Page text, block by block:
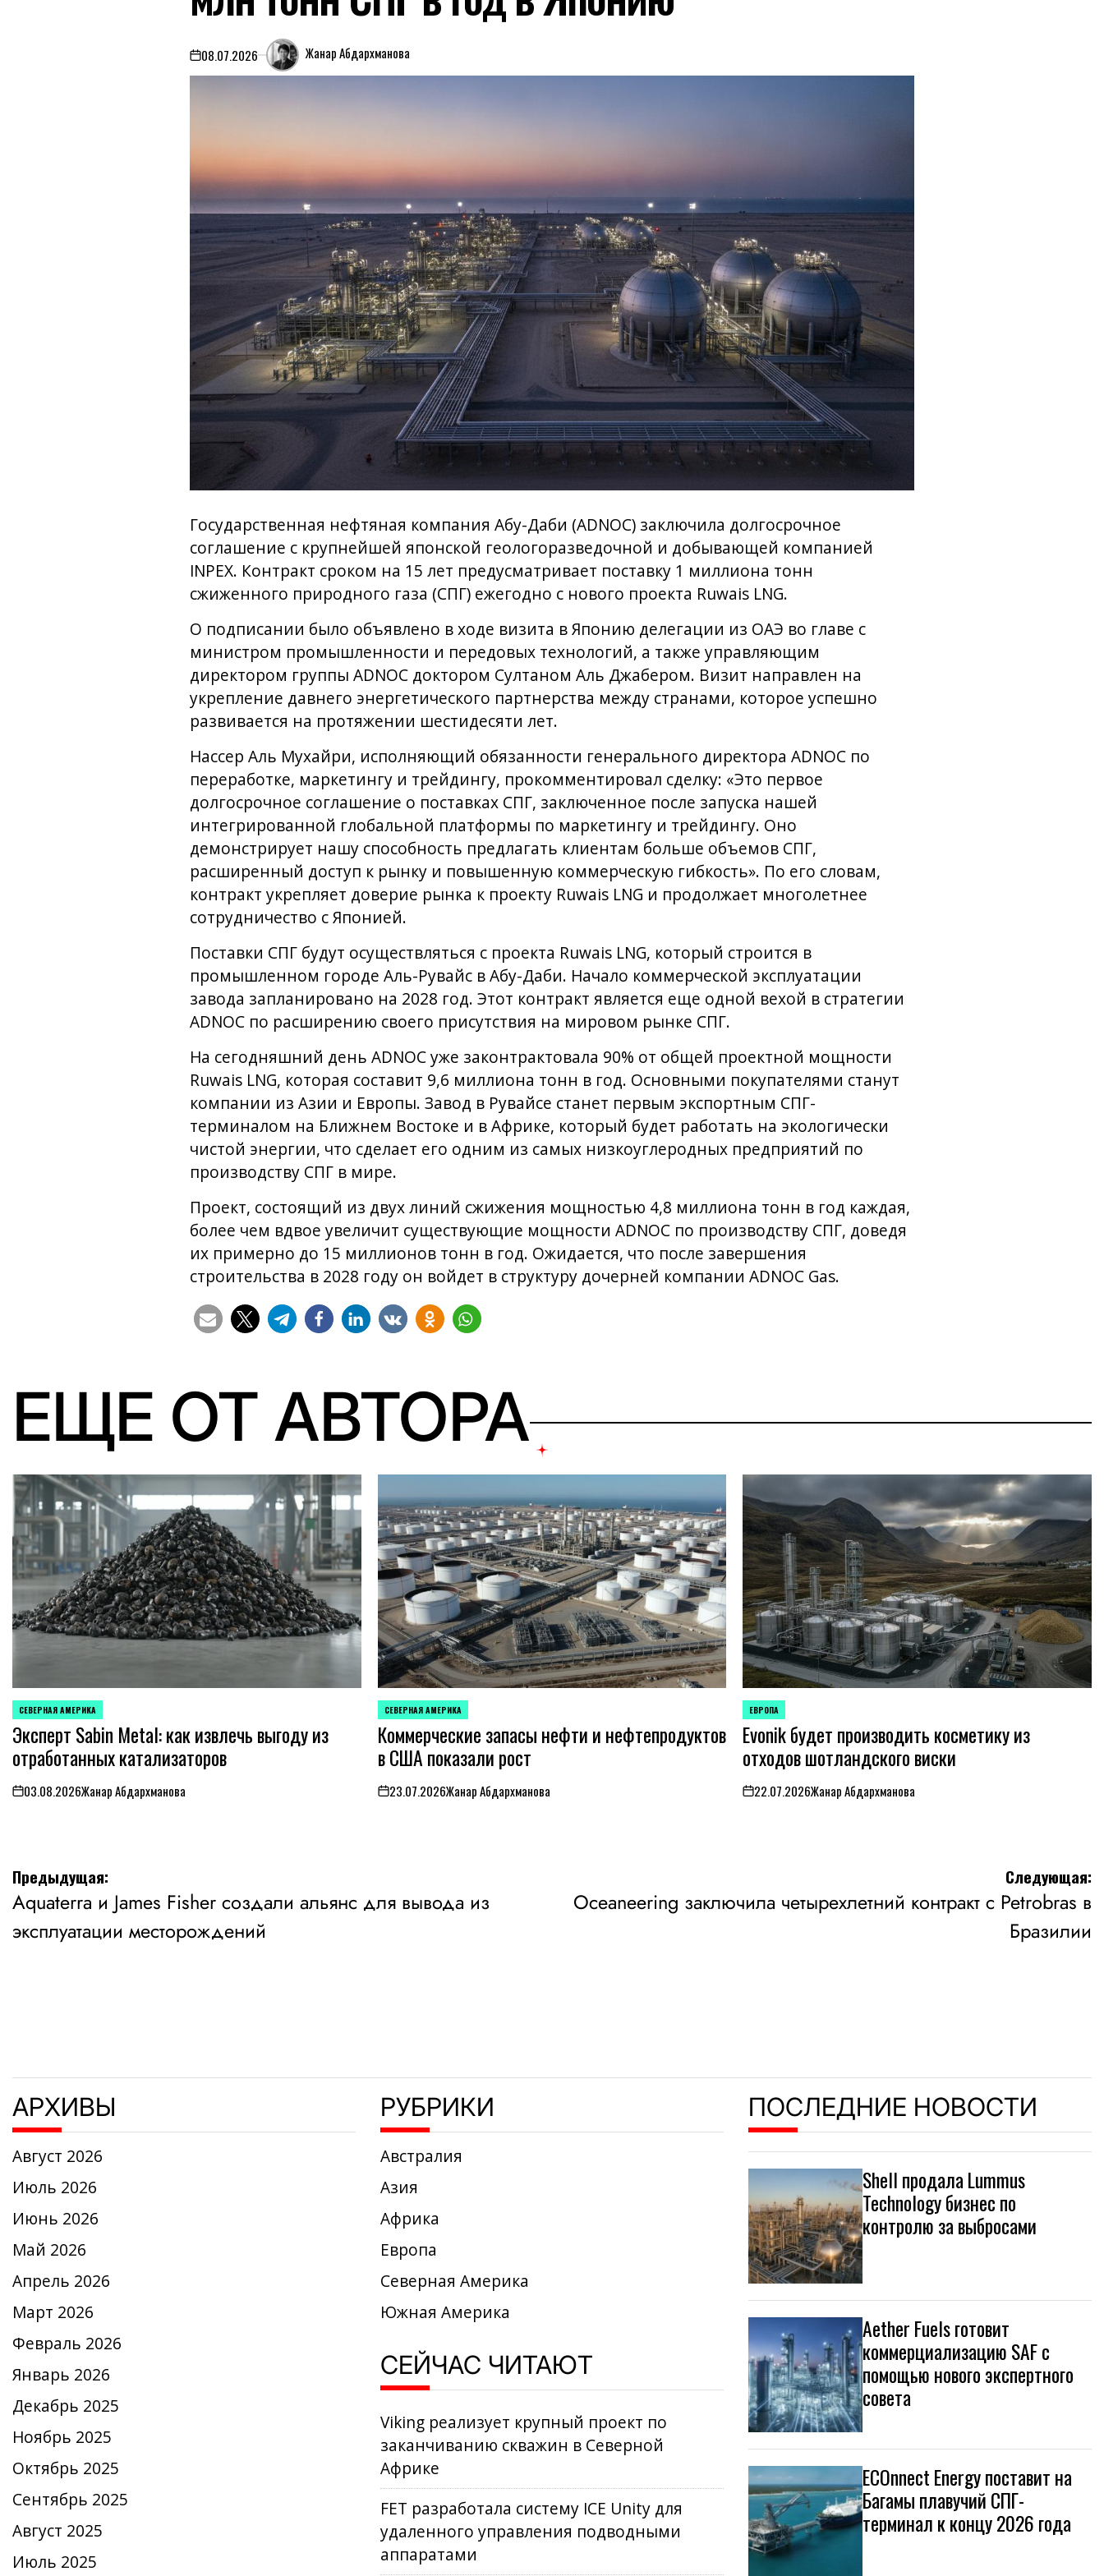
on08.07.2026 Жанар Абдархманова
Государственная нефтяная компания Абу-Даби (ADNOC) заключила долгосрочное
соглашение с крупнейшей японской геологоразведочной и добывающей компанией
INPEX. Контракт сроком на 15 лет предусматривает поставку 1 миллиона тонн
сжиженного природного газа (СПГ) ежегодно с нового проекта Ruwais LNG.
О подписании было объявлено в ходе визита в Японию делегации из ОАЭ во главе с
министром промышленности и передовых технологий, а также управляющим
директором группы ADNOC доктором Султаном Аль Джабером. Визит направлен на
укрепление давнего энергетического партнерства между странами, которое успешно
развивается на протяжении шестидесяти лет.
Нассер Аль Мухайри, исполняющий обязанности генерального директора ADNOC по
переработке, маркетингу и трейдингу, прокомментировал сделку: «Это первое
долгосрочное соглашение о поставках СПГ, заключенное после запуска нашей
интегрированной глобальной платформы по маркетингу и трейдингу. Оно
демонстрирует нашу способность предлагать клиентам больше объемов СПГ,
расширенный доступ к рынку и повышенную коммерческую гибкость». По его словам,
контракт укрепляет доверие рынка к проекту Ruwais LNG и продолжает многолетнее
сотрудничество с Японией.
Поставки СПГ будут осуществляться с проекта Ruwais LNG, который строится в
промышленном городе Аль-Рувайс в Абу-Даби. Начало коммерческой эксплуатации
завода запланировано на 2028 год. Этот контракт является еще одной вехой в стратегии
ADNOC по расширению своего присутствия на мировом рынке СПГ.
На сегодняшний день ADNOC уже законтрактовала 90% от общей проектной мощности
Ruwais LNG, которая составит 9,6 миллиона тонн в год. Основными покупателями станут
компании из Азии и Европы. Завод в Рувайсе станет первым экспортным СПГ-
терминалом на Ближнем Востоке и в Африке, который будет работать на экологически
чистой энергии, что сделает его одним из самых низкоуглеродных предприятий по
производству СПГ в мире.
Проект, состоящий из двух линий сжижения мощностью 4,8 миллиона тонн в год каждая,
более чем вдвое увеличит существующие мощности ADNOC по производству СПГ, доведя
их примерно до 15 миллионов тонн в год. Ожидается, что после завершения
строительства в 2028 году он войдет в структуру дочерней компании ADNOC Gas.
ЕЩЕ ОТ АВТОРА
ОПУБЛИКОВАНО
В
СЕВЕРНАЯ АМЕРИКА
Эксперт Sabin Metal: как извлечь выгоду из
отработанных катализаторов
on03.08.2026Жанар Абдархманова
ОПУБЛИКОВАНО
В
СЕВЕРНАЯ АМЕРИКА
Коммерческие запасы нефти и нефтепродуктов
в США показали рост
on23.07.2026Жанар Абдархманова
ОПУБЛИКОВАНО
В
ЕВРОПА
Evonik будет производить косметику из
отходов шотландского виски
on22.07.2026Жанар Абдархманова
Навигация
по
записям
Предыдущая:
Aquaterra и James Fisher создали альянс для вывода из
эксплуатации месторождений
Следующая:
Oceaneering заключила четырехлетний контракт с Petrobras в
Бразилии
АРХИВЫ
Август 2026
Июль 2026
Июнь 2026
Май 2026
Апрель 2026
Март 2026
Февраль 2026
Январь 2026
Декабрь 2025
Ноябрь 2025
Октябрь 2025
Сентябрь 2025
Август 2025
Июль 2025
РУБРИКИ
Австралия
Азия
Африка
Европа
Северная Америка
Южная Америка
СЕЙЧАС ЧИТАЮТ
Viking реализует крупный проект по
заканчиванию скважин в Северной
Африке
FET разработала систему ICE Unity для
удаленного управления подводными
аппаратами
ПОСЛЕДНИЕ НОВОСТИ
Shell продала Lummus
Technology бизнес по
контролю за выбросами
Aether Fuels готовит
коммерциализацию SAF с
помощью нового экспертного
совета
ECOnnect Energy поставит на
Багамы плавучий СПГ-
терминал к концу 2026 года